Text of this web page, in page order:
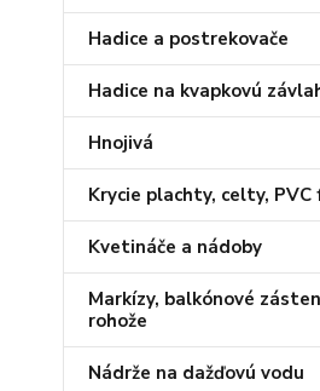
Hadice a postrekovače
Hadice na kvapkovú
Hnojivá
Krycie plachty, celty, PVC
Kvetináče a nádoby
Markízy, balkónové
rohože
Nádrže na dažďovú vodu